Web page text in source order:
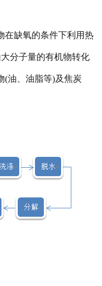
缺氧的条件下利用热
分子量的有机物转化
(油、油脂等)及焦炭